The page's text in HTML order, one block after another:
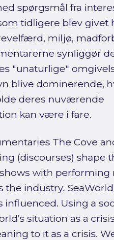
spørgsmål fra
tidligere blev givet
miljø,
synliggør
"unaturlige"
blive dominerende,
deres nuværende
kan være i fare.
The Cove
(discourses) shape
with performing
industry. SeaWorld
influenced. Using a
situation as a
to it as a crisis.